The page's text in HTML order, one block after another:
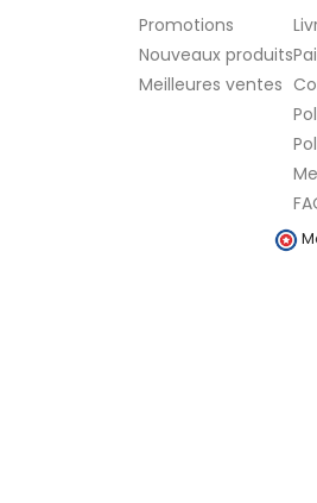
Promotions
Nouveaux produits
Meilleures ventes